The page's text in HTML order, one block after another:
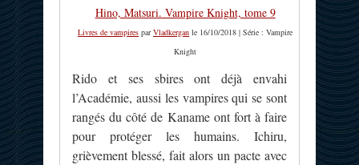
Hino, Matsuri. Vampire Knight, tome 9
Livres de vampires parVladkergan le 16/10/2018 | Série : Vampire
Knight
Rido et ses sbires ont déjà envahi
l’Académie, aussi les vampires qui se sont
rangés du côté de Kaname ont fort à faire
pour protéger les humains. Ichiru,
grièvement blessé, fait alors un pacte avec